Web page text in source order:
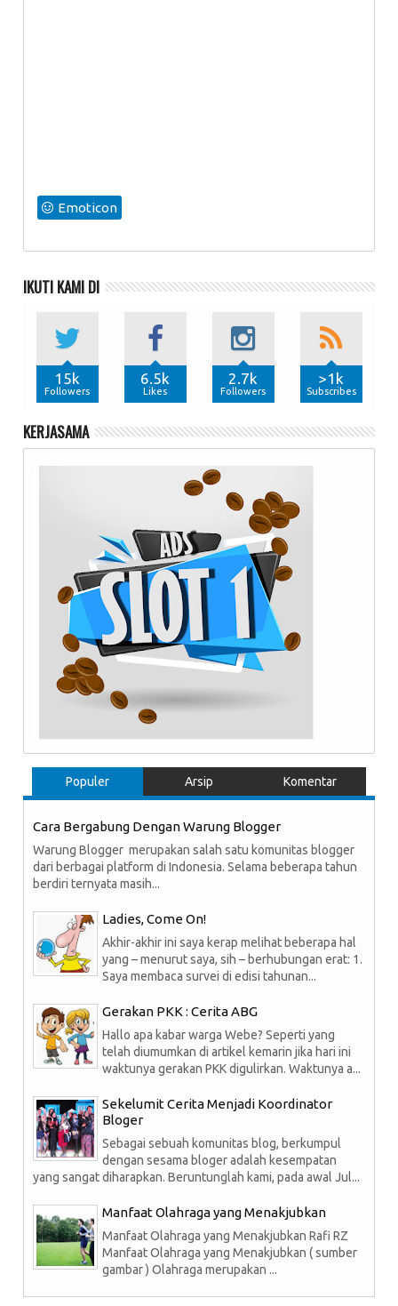
Emoticon
IKUTI KAMI DI
15k
Followers
6.5k
Likes
2.7k
Followers
>1k
Subscribes
KERJASAMA
Populer Arsip Komentar
Cara Bergabung Dengan Warung Blogger
Warung Blogger merupakan salah satu komunitas blogger
dari berbagai platform di Indonesia. Selama beberapa tahun
berdiri ternyata masih...
Ladies, Come On!
Akhir-akhir ini saya kerap melihat beberapa hal
yang – menurut saya, sih – berhubungan erat: 1.
Saya membaca survei di edisi tahunan...
Gerakan PKK : Cerita ABG
Hallo apa kabar warga Webe? Seperti yang
telah diumumkan di artikel kemarin jika hari ini
waktunya gerakan PKK digulirkan. Waktunya a...
Sekelumit Cerita Menjadi Koordinator
Bloger
Sebagai sebuah komunitas blog, berkumpul
dengan sesama bloger adalah kesempatan
yang sangat diharapkan. Beruntunglah kami, pada awal Jul...
Manfaat Olahraga yang Menakjubkan
Manfaat Olahraga yang Menakjubkan Rafi RZ
Manfaat Olahraga yang Menakjubkan ( sumber
gambar ) Olahraga merupakan ...